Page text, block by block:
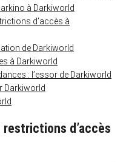
à Darkiworld
d’accès à
de Darkiworld
à Darkiworld
: l’essor de Darkiworld
Darkiworld
d’accès